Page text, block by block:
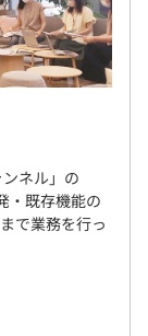
ネル」の
・既存機能の
で業務を行っ